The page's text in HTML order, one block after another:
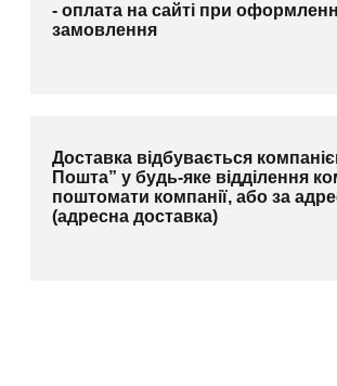
- оплата на сайті при
замовлення
Доставка відбувається
Пошта” у будь-яке відділення
поштомати компанії, або за
(адресна доставка)